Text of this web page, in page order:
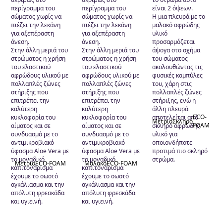
περίγραμμα του
σώματος χωρίς να
πιέζει την λεκάνη
για αξεπέραστη
άνεση.
Στην άλλη μεριά του
στρώματος η χρήση
του ελαστικού
αφρώδους υλικού με
πολλαπλές ζώνες
στήριξης που
επιτρέπει την
καλύτερη
κυκλοφορία του
αίματος και σε
συνδυασμό με το
αντιμικροβιακό
ύφασμα Aloe Vera με
το μοναδικό
καπιτονάρισμα
έχουμε το σωστό
αγκάλιασμα και την
απόλυτη φρεσκάδα
και υγιεινή.
ΜέτριοECO-FOAM
περίγραμμα του
σώματος χωρίς να
πιέζει την λεκάνη
για αξεπέραστη
άνεση.
Στην άλλη μεριά του
στρώματος η χρήση
του ελαστικού
αφρώδους υλικού με
πολλαπλές ζώνες
στήριξης που
επιτρέπει την
καλύτερη
κυκλοφορία του
αίματος και σε
συνδυασμό με το
αντιμικροβιακό
ύφασμα Aloe Vera με
το μοναδικό
καπιτονάρισμα
έχουμε το σωστό
αγκάλιασμα και την
απόλυτη φρεσκάδα
και υγιεινή.
ΜαλακόECO-FOAM
είναι 2 όψεων.
Η μια πλευρά με το
μαλακό αφρώδης
υλικό
προσαρμόζεται
άψογα στο σχήμα
του σώματος
ακολουθώντας τις
φυσικές καμπύλες
του, χάρη στις
πολλαπλές ζώνες
στήριξης, ενώ η
άλλη πλευρά
αποτελείται από
σκληρό αφρώδης
υλικό για
οποιονδήποτε
προτιμά πιο σκληρό
στρώμα.
ΜέτριοΣκληρόECO-
FOAM